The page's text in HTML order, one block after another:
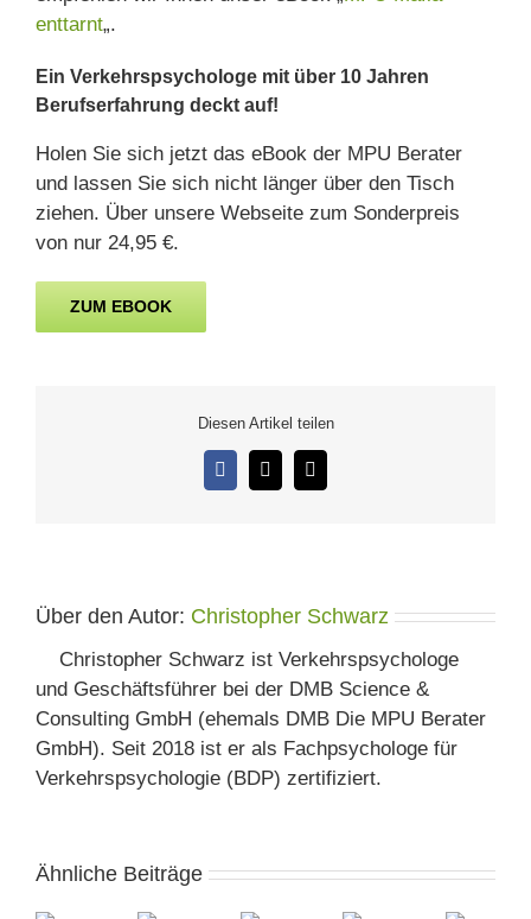
enttarnt„.
Ein Verkehrspsychologe mit über 10 Jahren
Berufserfahrung deckt auf!
Holen Sie sich jetzt das eBook der MPU Berater
und lassen Sie sich nicht länger über den Tisch
ziehen. Über unsere Webseite zum Sonderpreis
von nur 24,95 €.
ZUM EBOOK
Diesen Artikel teilen
Facebook
X
E-
Mail
Über den Autor: Christopher Schwarz
Christopher Schwarz ist Verkehrspsychologe
und Geschäftsführer bei der DMB Science &
Consulting GmbH (ehemals DMB Die MPU Berater
GmbH). Seit 2018 ist er als Fachpsychologe für
Verkehrspsychologie (BDP) zertifiziert.
Ähnliche Beiträge